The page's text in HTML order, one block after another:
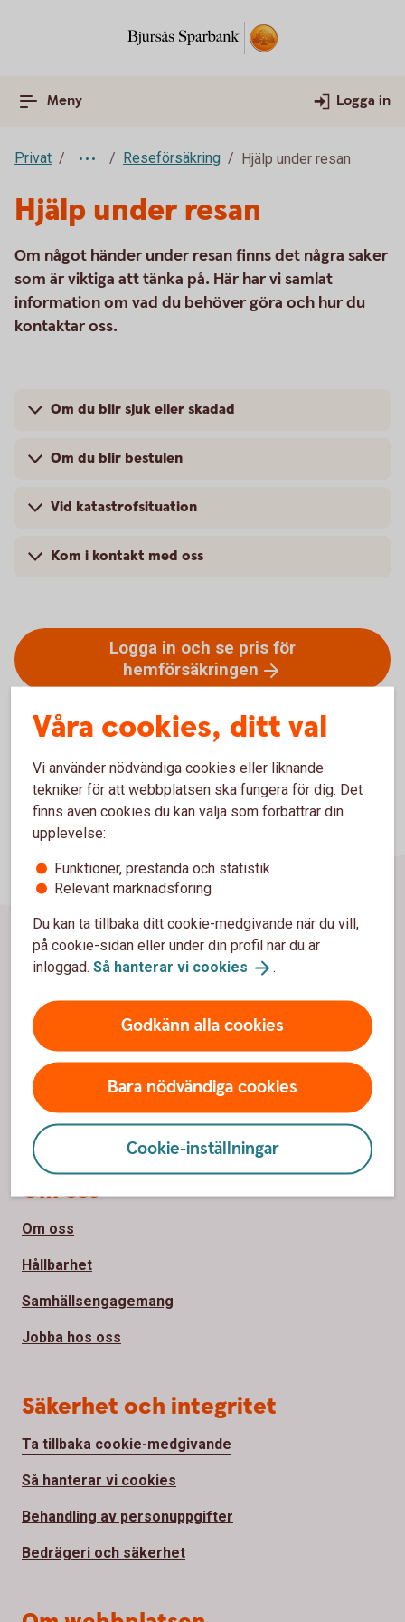
Meny Logga in
Privat Reseförsäkring Hjälp under resan
Hjälp under resan
Om något händer under resan finns det några saker
som är viktiga att tänka på. Här har vi samlat
information om vad du behöver göra och hur du
kontaktar oss.
Om du blir sjuk eller skadad
Om du blir bestulen
Vid katastrofsituation
Kom i kontakt med oss
Logga in och se pris för
hemförsäkringen
Våra cookies, ditt val
Vi använder nödvändiga cookies eller liknande
tekniker för att webbplatsen ska fungera för dig. Det
finns även cookies du kan välja som förbättrar din
upplevelse:
Funktioner, prestanda och statistik
Relevant marknadsföring
Du kan ta tillbaka ditt cookie-medgivande när du vill,
på cookie-sidan eller under din profil när du är
inloggad. Så hanterar vi cookies .
Godkänn alla cookies
Bara nödvändiga cookies
Cookie-inställningar
Sidfot
Hitta snabbt
Kontakta oss
Spärrhjälp
Bli kund
Priser, räntor och kurser
Om oss
Om oss
Hållbarhet
Samhällsengagemang
Jobba hos oss
Säkerhet och integritet
Ta tillbaka cookie-medgivande
Så hanterar vi cookies
Behandling av personuppgifter
Bedrägeri och säkerhet